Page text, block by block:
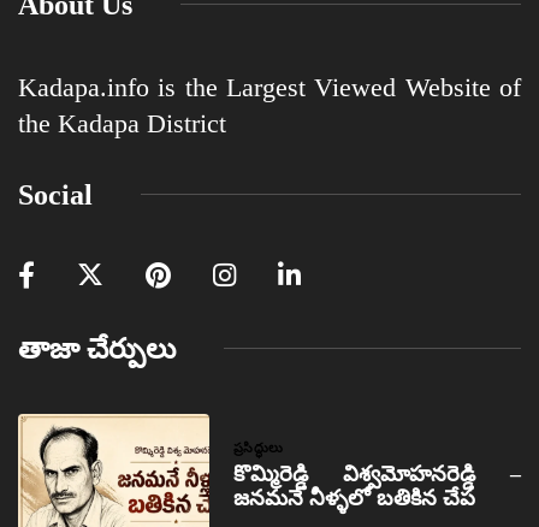
Kadapa.info is the Largest Viewed Website of
the Kadapa District
Social
తాజా చేర్పులు
ప్రసిద్ధులు
కొమ్మిరెడ్డి విశ్వమోహనరెడ్డి –
జనమనే నీళ్ళలో బతికిన చేప